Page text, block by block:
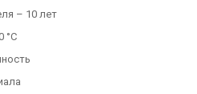
– 10 лет
°С